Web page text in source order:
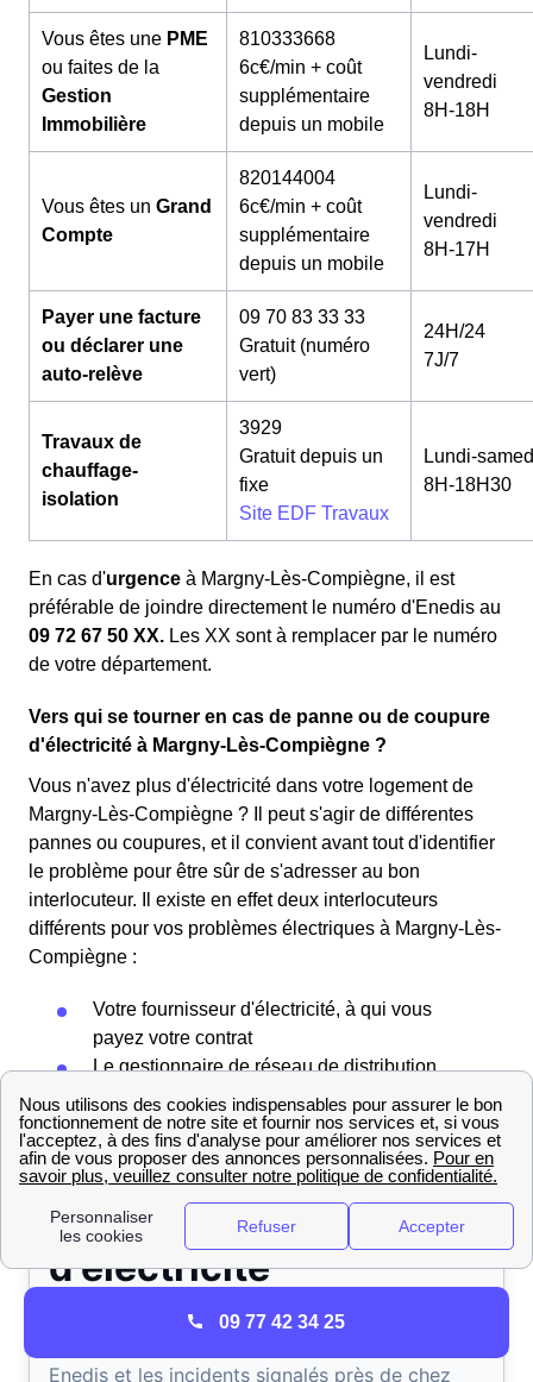
Vous êtes une PME
ou faites de la
Gestion
Immobilière
810333668
6c€/min + coût
supplémentaire
depuis un mobile
Lundi-
vendredi
8H-18H
Vous êtes un Grand
Compte
820144004
6c€/min + coût
supplémentaire
depuis un mobile
Lundi-
vendredi
8H-17H
Payer une facture
ou déclarer une
auto-relève
09 70 83 33 33
Gratuit (numéro
vert)
24H/24
7J/7
Travaux de
chauffage-
isolation
3929
Gratuit depuis un
fixe
Site EDF Travaux
Lundi-
8H-18H30
En cas d'urgence à Margny-Lès-Compiègne, il est
préférable de joindre directement le numéro d'Enedis au
09 72 67 50 XX. Les XX sont à remplacer par le numéro
de votre département.
Vers qui se tourner en cas de panne ou de coupure
d'électricité à Margny-Lès-Compiègne ?
Vous n'avez plus d'électricité dans votre logement de
Margny-Lès-Compiègne ? Il peut s'agir de différentes
pannes ou coupures, et il convient avant tout d'identifier
le problème pour être sûr de s'adresser au bon
interlocuteur. Il existe en effet deux interlocuteurs
différents pour vos problèmes électriques à Margny-Lès-
Compiègne :
Votre fournisseur d'électricité, à qui vous
payez votre contrat
Le gestionnaire de réseau de distribution,
Enedis (ex-ErDF)
09 77 42 34 25